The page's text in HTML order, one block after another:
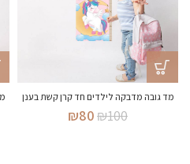
מד גובה מדבקה לילדים חד קרן קשת בענן
₪100
המחיר
₪80